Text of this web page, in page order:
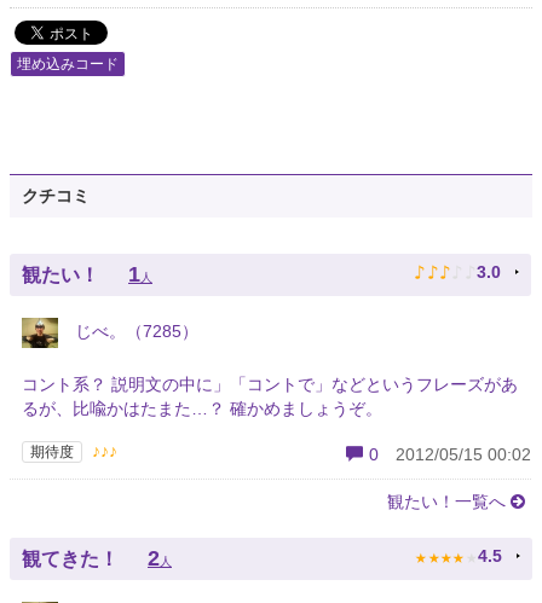
埋め込みコード
クチコミ
観たい！ 1人 ♪ ♪ ♪ ♪ ♪ 3.0
じべ。（7285）
コント系？ 説明文の中に」「コントで」などというフレーズがあ
るが、比喩かはたまた…？ 確かめましょうぞ。
期待度 ♪♪♪ 0 2012/05/15 00:02
観たい！一覧へ
観てきた！ 2 人 ★ ★ ★ ★ ★ 4.5